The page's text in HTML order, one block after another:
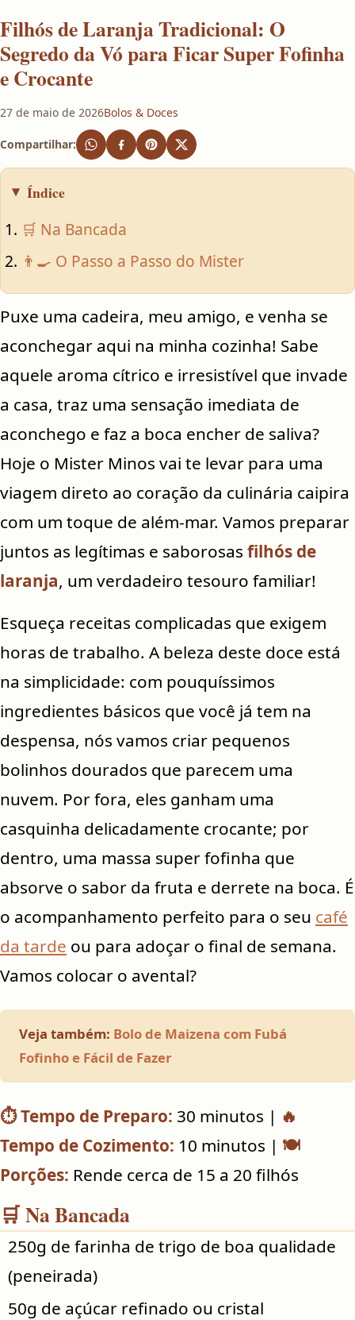
Filhós de Laranja Tradicional: O
Segredo da Vó para Ficar Super Fofinha
e Crocante
27 de maio de 2026Bolos & Doces
Compartilhar:
Índice
🛒 Na Bancada
👨‍🍳 O Passo a Passo do Mister
Puxe uma cadeira, meu amigo, e venha se
aconchegar aqui na minha cozinha! Sabe
aquele aroma cítrico e irresistível que invade
a casa, traz uma sensação imediata de
aconchego e faz a boca encher de saliva?
Hoje o Mister Minos vai te levar para uma
viagem direto ao coração da culinária caipira
com um toque de além-mar. Vamos preparar
juntos as legítimas e saborosas filhós de
laranja, um verdadeiro tesouro familiar!
Esqueça receitas complicadas que exigem
horas de trabalho. A beleza deste doce está
na simplicidade: com pouquíssimos
ingredientes básicos que você já tem na
despensa, nós vamos criar pequenos
bolinhos dourados que parecem uma
nuvem. Por fora, eles ganham uma
casquinha delicadamente crocante; por
dentro, uma massa super fofinha que
absorve o sabor da fruta e derrete na boca. É
o acompanhamento perfeito para o seu café
da tarde ou para adoçar o final de semana.
Vamos colocar o avental?
Veja também: Bolo de Maizena com Fubá
Fofinho e Fácil de Fazer
⏱️ Tempo de Preparo: 30 minutos | 🔥
Tempo de Cozimento: 10 minutos | 🍽️
Porções: Rende cerca de 15 a 20 filhós
🛒 Na Bancada
250g de farinha de trigo de boa qualidade
(peneirada)
50g de açúcar refinado ou cristal